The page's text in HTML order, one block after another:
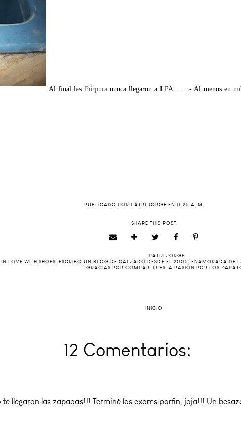
Al final las Púrpuranunca llegaron a LPA........- Al menos en
PUBLICADO POR PATRI JORGE EN 11:25 A. M.
SHARE THIS POST
PATRI JORGE
LOVE WITH SHOES. ESCRIBO UN BLOG DE CALZADO DESDE EL 2005. ENAMORADA
¡GRACIAS POR COMPARTIR ESTA PASIÓN POR LOS
INICIO
12 Comentarios:
llegaran las zapaaas!!! Terminé los exams porfin, jaja!!! Un